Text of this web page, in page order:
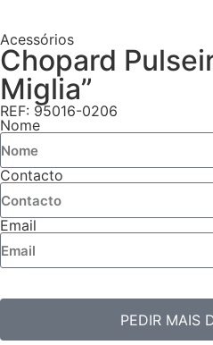
Acessórios
Chopard
Miglia”
REF: 95016-0206
Nome
Contacto
Email
PEDIR MAIS